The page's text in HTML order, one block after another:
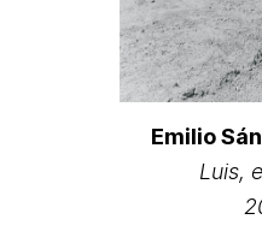
Emilio
Luis,